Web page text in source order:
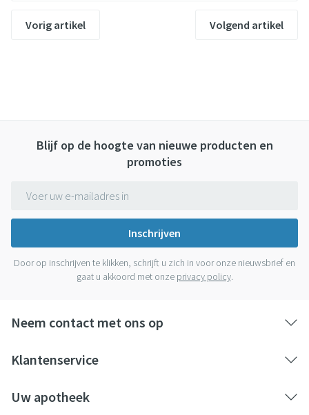
Vorig artikel Volgend artikel
Blijf op de hoogte van nieuwe producten en
promoties
Inschrijven
Door op inschrijven te klikken, schrijft u zich in voor onze nieuwsbrief en
gaat u akkoord met onze privacy policy.
Neem contact met ons op
Klantenservice
Uw apotheek